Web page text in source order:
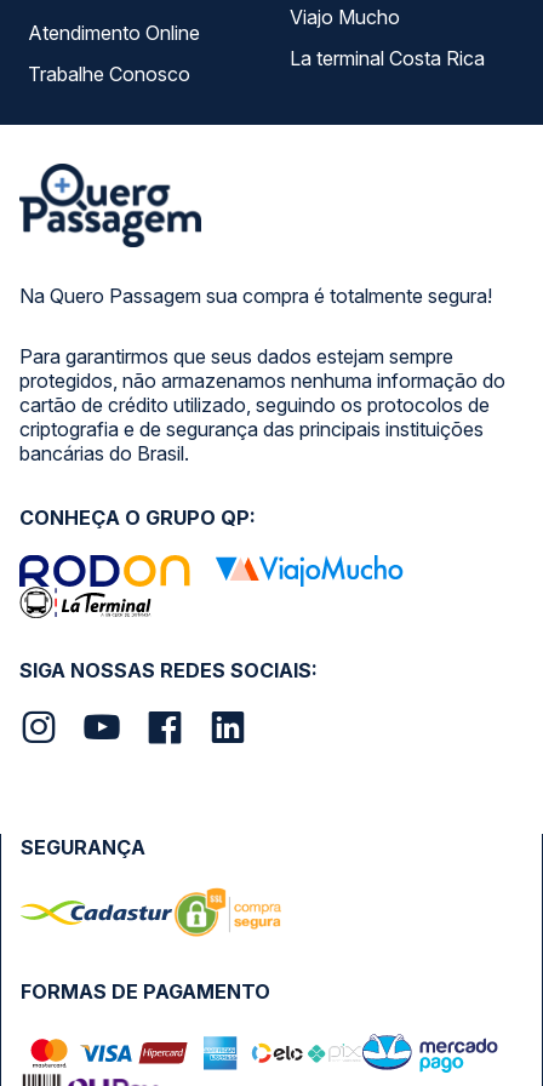
Na Quero Passagem sua compra é totalmente segura!
Para garantirmos que seus dados estejam sempre
protegidos, não armazenamos nenhuma informação do
cartão de crédito utilizado, seguindo os protocolos de
criptografia e de segurança das principais instituições
bancárias do Brasil.
Atendimento Online
Trabalhe Conosco
Viajo Mucho
La terminal Costa Rica
SIGA NOSSAS REDES SOCIAIS:
CONHEÇA O GRUPO QP:
FORMAS DE PAGAMENTO
SEGURANÇA